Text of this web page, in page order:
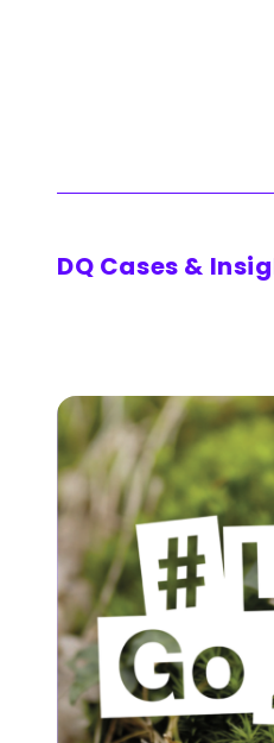
DQ Cases &